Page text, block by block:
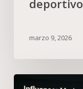
deportivo
marzo 9, 2026